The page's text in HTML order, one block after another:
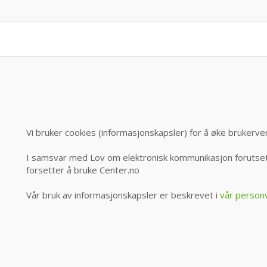
Vi bruker cookies (informasjonskapsler) for å øke
I samsvar med Lov om elektronisk kommunikasjon
forsetter å bruke Center.no
Vår bruk av informasjonskapsler er beskrevet i vår